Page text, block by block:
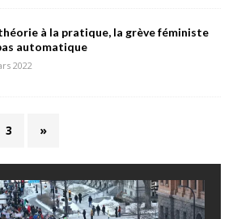
à la pratique, la grève féministe
automatique
2022
3 »